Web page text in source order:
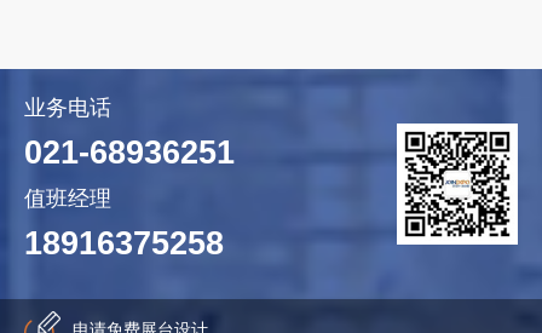
业务电话
021-68936251
值班经理
18916375258